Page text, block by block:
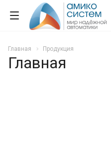
Главная Продукция
Главная